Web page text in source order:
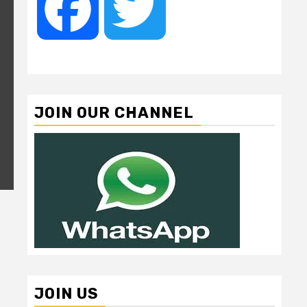
Facebook
JOIN OUR CHANNEL
JOIN US